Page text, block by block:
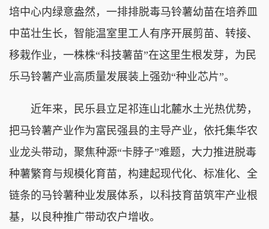
培中心内绿意盎然，一排排脱毒马铃薯幼苗在培养皿
中茁壮生长，智能温室里工人有序开展剪苗、转接、
移栽作业，一株株“科技薯苗”在这里生根发芽，为民
乐马铃薯产业高质量发展装上强劲“种业芯片”。
近年来，民乐县立足祁连山北麓水土光热优势，
把马铃薯产业作为富民强县的主导产业，依托集华农
业龙头带动，聚焦种源“卡脖子”难题，大力推进脱毒
种薯繁育与规模化育苗，构建起现代化、标准化、全
链条的马铃薯种业发展体系，以科技育苗筑牢产业根
基，以良种推广带动农户增收。